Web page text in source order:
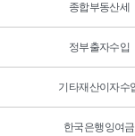
종합부동산세
정부출자수입
기타재산이자수
한국은행잉여금